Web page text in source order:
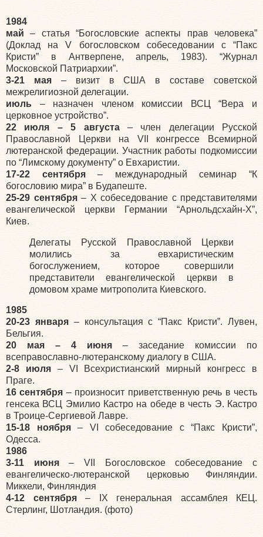
1984
май – статья “Богословские аспекты прав человека”
(Доклад на V богословском собеседовании с “Пакс
Кристи” в Антверпене, апрель, 1983). “Журнал
Московской Патриархии”.
3-21 мая– визит в США в составе советской
межрелигиозной делегации.
июль – назначен членом комиссии ВСЦ “Вера и
церковное устройство”.
22 июля – 5 августа– член делегации Русской
Православной Церкви на VII конгрессе Всемирной
лютеранской федерации. Участник работы подкомиссии
по “Лимскому документу” о Евхаристии.
17-22 сентября– международный семинар “К
богословию мира” в Будапеште.
25-29 сентября– X собеседование с представителями
евангелической церкви Германии “Арнольдсхайн-X”,
Киев.
Делегаты Русской Православной Церкви
молились за евхаристическим
богослужением, которое совершили
представители евангелической церкви в
домовом храме митрополита Киевского.
1985
20-23 января– консультация с “Пакс Кристи”. Лувен,
Бельгия.
20 мая – 4 июня – заседание комиссии по
всеправославно-лютеранскому диалогу в США.
2-8 июля– VI Всехристианский мирный конгресс в
Праге.
16 сентября – произносит приветственную речь в честь
генсека ВСЦ Эмилио Кастро на обеде в честь Э. Кастро
в Троице-Сергиевой Лавре.
15-18 ноября– VI собеседование с “Пакс Кристи”,
Одесса.
1986
3-11 июня– VII Богословское собеседование с
евангелическо-лютеранской церковью Финляндии.
Миккели, Финляндия
4-12 сентября– IX генеральная ассамблея КЕЦ.
Стерлинг, Шотландия. (фото)